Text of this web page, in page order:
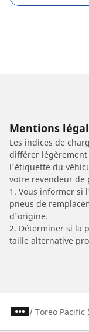
Mentions
Les indices de
différer
l'étiquette du
votre revendeur de
1. Vous informer si
pneus de
d'origine.
2. Déterminer si la
taille alternative
/ Toreo Pacific